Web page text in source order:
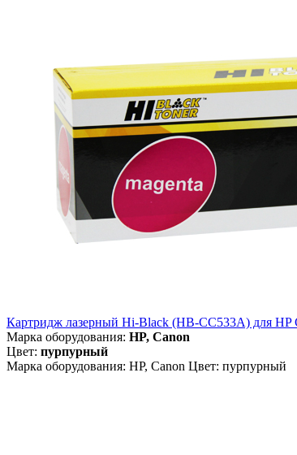
Картридж лазерный Hi-Black (HB-CC533A) для
Марка оборудования: HP, Canon
Цвет: пурпурный
Марка оборудования: HP, Canon Цвет: пурпурный